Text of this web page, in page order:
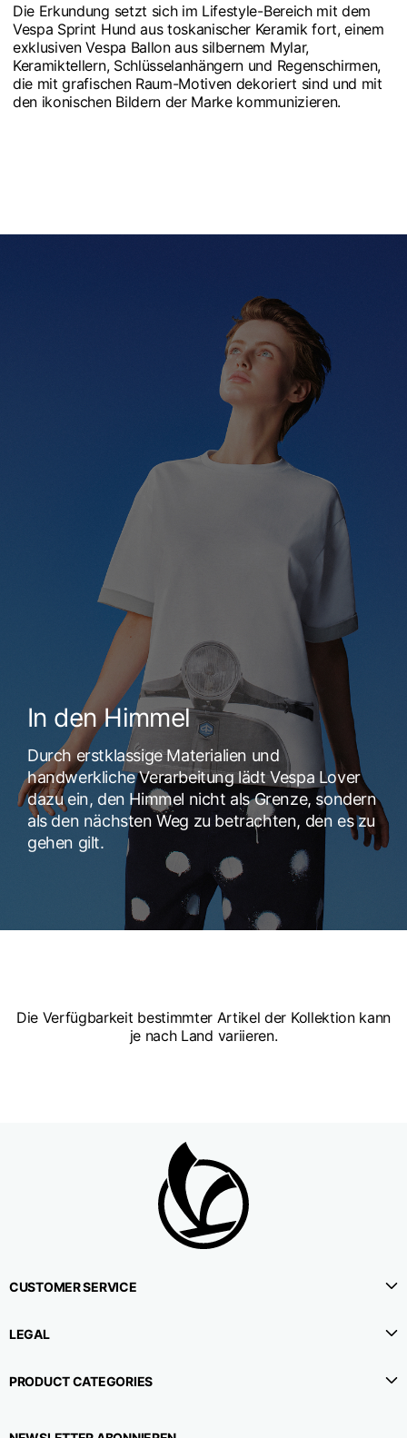
Die Erkundung setzt sich im Lifestyle-Bereich mit dem
Vespa Sprint Hund aus toskanischer Keramik fort, einem
exklusiven Vespa Ballon aus silbernem Mylar,
Keramiktellern, Schlüsselanhängern und Regenschirmen,
die mit grafischen Raum-Motiven dekoriert sind und mit
den ikonischen Bildern der Marke kommunizieren.
In den Himmel
Durch erstklassige Materialien und
handwerkliche Verarbeitung lädt Vespa Lover
dazu ein, den Himmel nicht als Grenze, sondern
als den nächsten Weg zu betrachten, den es zu
gehen gilt.
Die Verfügbarkeit bestimmter Artikel der Kollektion kann
je nach Land variieren.
CUSTOMER SERVICE
LEGAL
PRODUCT CATEGORIES